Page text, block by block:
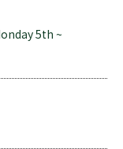
5th ~